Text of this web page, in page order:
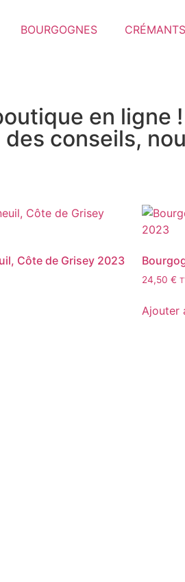
BOURGOGNES CRÉMANTS
en ligne !
conseils,
Côte de Grisey 2023
24,50 €
Ajouter